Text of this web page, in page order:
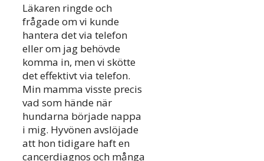
Läkaren ringde och
frågade om vi kunde
hantera det via telefon
eller om jag behövde
komma in, men vi skötte
det effektivt via telefon.
Min mamma visste precis
vad som hände när
hundarna började nappa
i mig. Hyvönen avslöjade
att hon tidigare haft en
cancerdiagnos och många